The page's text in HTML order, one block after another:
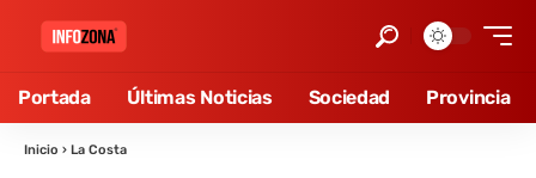
Portada Últimas Noticias Sociedad Provincia
Inicio › La Costa